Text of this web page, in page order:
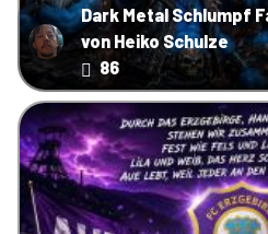
Dark Metal Schlumpf
von Heiko Schulze
86